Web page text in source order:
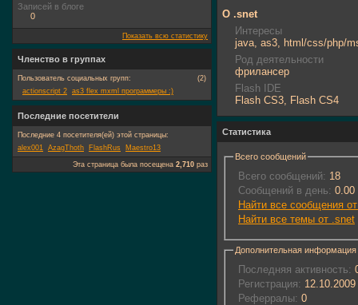
О .snet
Интересы
java, as3, html/css/php/
Род деятельности
фрилансер
Flash IDE
Flash CS3, Flash CS4
Статистика
Всего сообщений
Всего сообщений: 18
Сообщений в день: 0.00
Найти все сообщения
Найти все темы от .snet
Дополнительная информация
Последняя активность:
Регистрация: 12.10.2009
Реферралы: 0
Записей в блоге
0
Показать всю статистику
Членство в группах
(2)
Пользователь социальных групп:
actionscript 2 as3 flex mxml программеры :)
Последние посетители
Последние 4 посетителя(ей) этой страницы:
alex001 AzagThoth FlashRus Maestro13
Эта страница была посещена 2,710 раз